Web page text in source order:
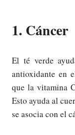
1. Cáncer
El té verde
antioxidante en
que la vitamina
Esto ayuda al
se asocia con el